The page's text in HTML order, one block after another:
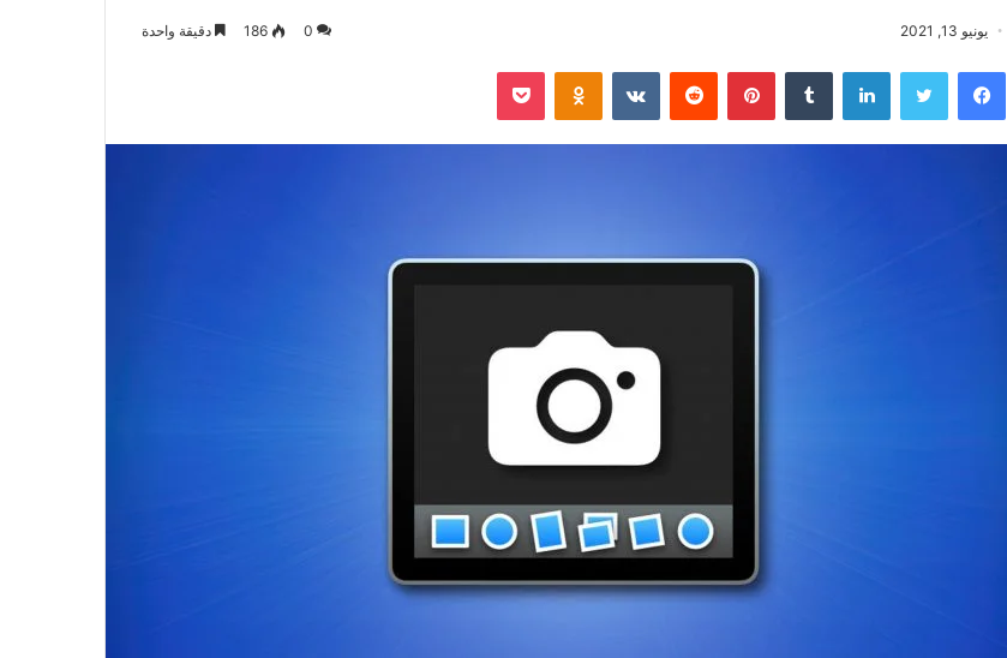
يونيو 13, 2021 0
186 دقيقة واحدة
فيسبوك لينكدإن بينتيريست